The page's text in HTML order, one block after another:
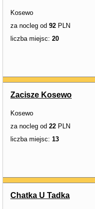
Kosewo
za nocleg od 92 PLN
liczba miejsc: 20
Zacisze Kosewo
Kosewo
za nocleg od 22 PLN
liczba miejsc: 13
Chatka U Tadka